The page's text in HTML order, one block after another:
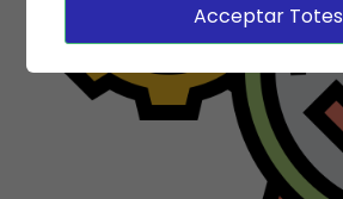
Acceptar Totes